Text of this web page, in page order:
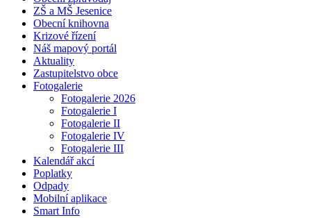
ZŠ a MŠ Jesenice
Obecní knihovna
Krizové řízení
Náš mapový portál
Aktuality
Zastupitelstvo obce
Fotogalerie
Fotogalerie 2026
Fotogalerie I
Fotogalerie II
Fotogalerie IV
Fotogalerie III
Kalendář akcí
Poplatky
Odpady
Mobilní aplikace
Smart Info